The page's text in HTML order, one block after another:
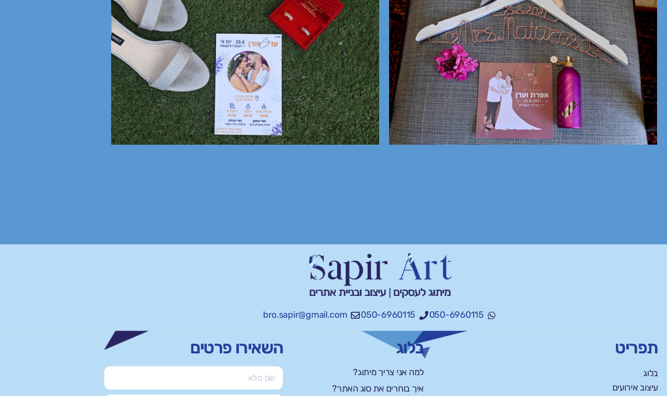
050-6960115
050-6960115
bro.sapir@gmail.com
תפריט
בלוג
עיצוב אירועים
בלוג
למה אני צריך מיתוג?
איך בוחרים את סוג האתר?
השאירו פרטים